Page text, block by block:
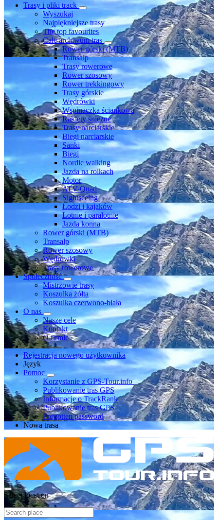
Trasy i pliki track
Wyszukaj
Najpiękniejsze trasy
The top favourites
Całe archiwum tras
Rower górski (MTB)
Transalp
Trasy rowerowe
Rower szosowy
Rower trekkingowy
Trasy górskie
Wędrówki
Wspinaczka ściankowa
Rakiety śnieżne
Trasy narciarskie
Biegi narciarskie
Sanki
Biegi
Nordic walking
Jazda na rolkach
Motor
ATV-Quad
Sightseeing
Łodzi i kajaków
Lotnie i paralotnie
Jazda konna
Rower górski (MTB)
Transalp
Rower szosowy
Wędrówki
Trasy rowerowe
Społeczność
Mistrzowie trasy
Koszulka żółta
Koszulka czerwono-biała
O nas
Nasze cele
Kontakt
O firmie
Rejestracja nowego użytkownika
Język
Pomoc
Korzystanie z GPS-Tour.info
Publikowanie tras GPS
Informacje o TrackRank
Publikowanie tras GPS
Forgotten password
Nowa trasa
Select location